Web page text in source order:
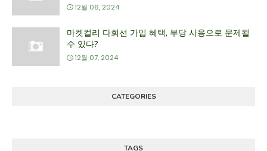
12월 06, 2024
마켓컬리 다회선 가입 혜택, 부당 사용으로 문제될
수 있다?
12월 07, 2024
CATEGORIES
TAGS